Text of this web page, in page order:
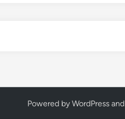
Powered by WordPress and